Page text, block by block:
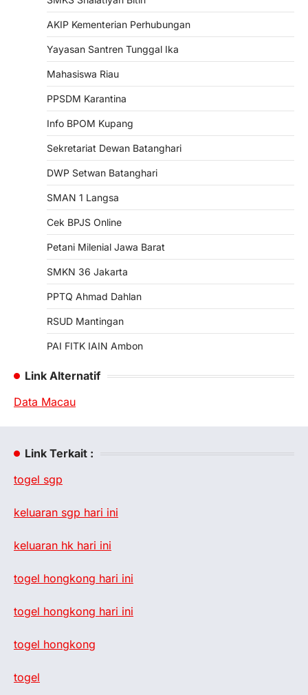
AKIP Kementerian Perhubungan
Yayasan Santren Tunggal Ika
Mahasiswa Riau
PPSDM Karantina
Info BPOM Kupang
Sekretariat Dewan Batanghari
DWP Setwan Batanghari
SMAN 1 Langsa
Cek BPJS Online
Petani Milenial Jawa Barat
SMKN 36 Jakarta
PPTQ Ahmad Dahlan
RSUD Mantingan
PAI FITK IAIN Ambon
Link Alternatif
Data Macau
Link Terkait :
togel sgp
keluaran sgp hari ini
keluaran hk hari ini
togel hongkong hari ini
togel hongkong hari ini
togel hongkong
togel